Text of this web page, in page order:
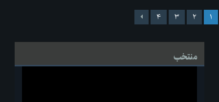
۱ ۲ ۳ ۴
منتخب